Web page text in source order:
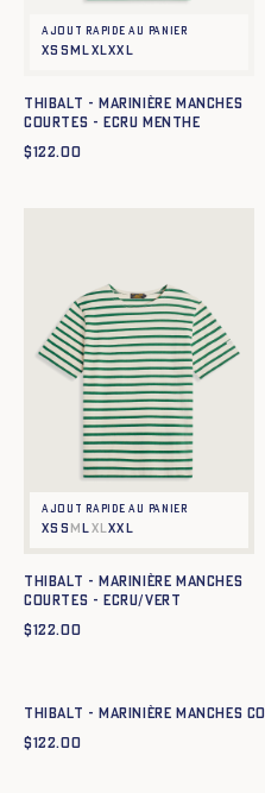
Ajout rapide au panier
XS S M L XLXXL
Thibalt - Marinière manches
courtes - ecru menthe
$122.00
Ajout rapide au panier
XS S M L XLXXL
Thibalt - Marinière manches
courtes - ECRU/VERT
$122.00
Thibalt - Marinière manches
$122.00